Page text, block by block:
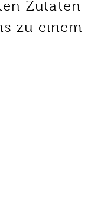
Zutaten
zu einem